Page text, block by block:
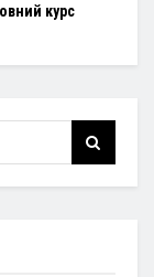
курс